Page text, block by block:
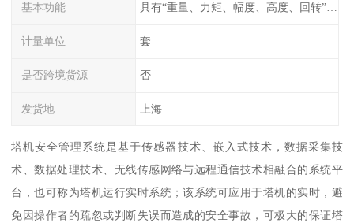
基本功能 具有“重量、力矩、幅度、高度、回转”等参数的显示、记录、报警功
计量单位 套
是否跨境货源 否
发货地 上海
塔机安全管理系统是基于传感器技术、嵌入式技术，数据采集技
术、数据处理技术、无线传感网络与远程通信技术相融合的系统平
台，也可称为塔机运行实时系统；该系统可应用于塔机的实时，避
免因操作者的疏忽或判断失误而造成的安全事故，可极大的保证塔